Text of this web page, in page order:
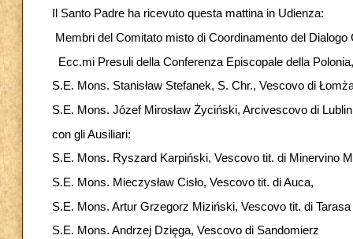
Il Santo Padre ha ricevuto questa mattina in Udienza:
Membri del Comitato misto di Coordinamento del
Ecc.mi Presuli della Conferenza Episcopale della
S.E. Mons. Stanisław Stefanek, S. Chr., Vescovo di
S.E. Mons. Józef Mirosław Życiński, Arcivescovo di Lublin
con gli Ausiliari:
S.E. Mons. Ryszard Karpiński, Vescovo tit. di Minervino
S.E. Mons. Mieczysław Cisło, Vescovo tit. di Auca,
S.E. Mons. Artur Grzegorz Miziński, Vescovo tit. di
S.E. Mons. Andrzej Dzięga, Vescovo di Sandomierz